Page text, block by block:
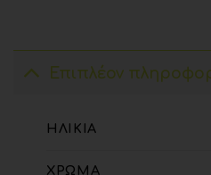
Επιπλέον
ΗΛΙΚΊΑ
ΧΡΏΜΑ